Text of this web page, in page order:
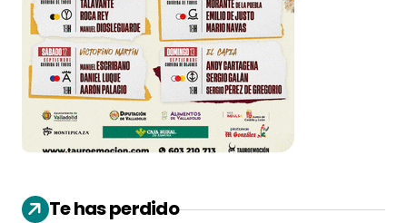
Te has perdido